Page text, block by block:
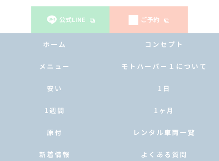
公式LINE ご予約
ホーム コンセプト
メニュー モトハーバー１について
安い 1日
1週間 1ヶ月
原付 レンタル車両一覧
新着情報 よくある質問